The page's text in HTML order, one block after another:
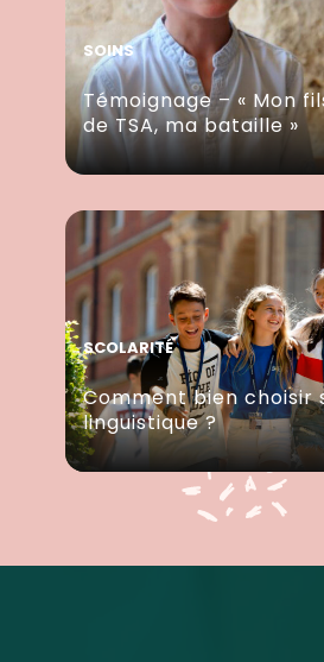
SOINS
Témoignage – « Mon
de TSA, ma bataille »
SCOLARITÉ
Comment bien choisir
linguistique ?